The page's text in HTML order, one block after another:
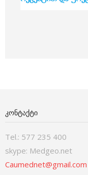
ᲙᲝᲜᲢᲐᲥᲢᲘ
Tel.: 577 235 400
skype: Medgeo.net
Caumednet@gmail.com